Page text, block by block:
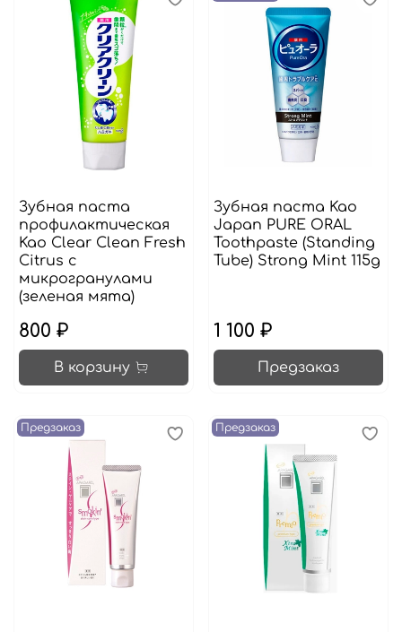
Зубная паста
профилактическая
Kao Clear Clean Fresh
Citrus с
микрогранулами
(зеленая мята)
800 ₽
В корзину
Зубная паста Kao
Japan PURE ORAL
Toothpaste (Standing
Tube) Strong Mint 115g
1 100 ₽
Предзаказ
Предзаказ Предзаказ